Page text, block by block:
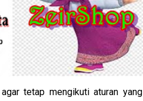
tetap mengikuti aturan yang